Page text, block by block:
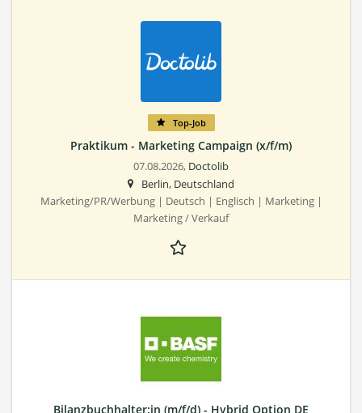
Top-Job
Praktikum - Marketing Campaign (x/f/m)
07.08.2026, Doctolib
Berlin, Deutschland
Marketing/PR/Werbung | Deutsch | Englisch | Marketing |
Marketing / Verkauf
Bilanzbuchhalter:in (m/f/d) - Hybrid Option DE